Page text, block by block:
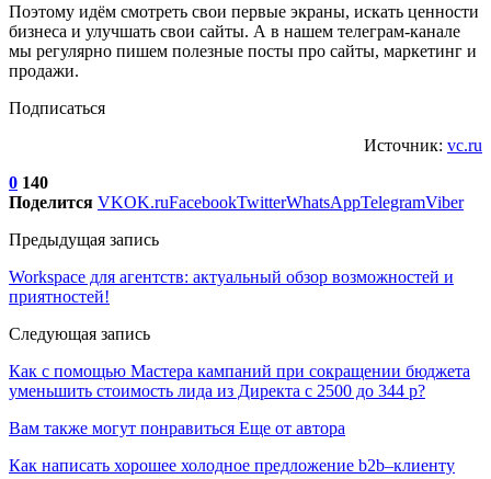
Поэтому идём смотреть свои первые экраны, искать ценности
бизнеса и улучшать свои сайты. А в нашем телеграм-канале
мы регулярно пишем полезные посты про сайты, маркетинг и
продажи.
Подписаться
Источник: vc.ru
0 140
Поделится VKOK.ruFacebookTwitterWhatsAppTelegramViber
Предыдущая запись
Workspace для агентств: актуальный обзор возможностей и
приятностей!
Следующая запись
Как с помощью Мастера кампаний при сокращении бюджета
уменьшить стоимость лида из Директа с 2500 до 344 р?
Вам также могут понравиться Еще от автора
Как написать хорошее холодное предложение b2b–клиенту